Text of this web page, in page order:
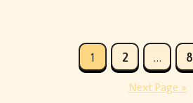
1 2 … 8
Next Page »